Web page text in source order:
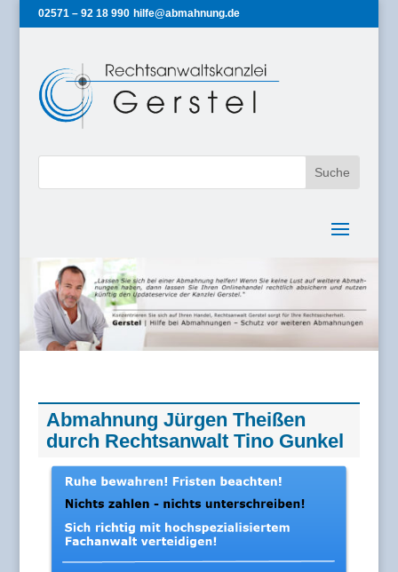
02571 – 92 18 990 hilfe@abmahnung.de
Abmahnung Jürgen Theißen
durch Rechtsanwalt Tino Gunkel